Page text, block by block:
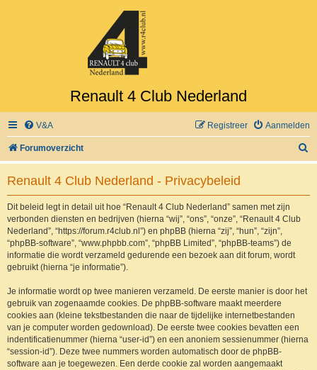
Renault 4 Club Nederland
V&A Aanmelden
Registreer
Forumoverzicht
o
Renault 4 Club Nederland - Privacybeleid
Dit beleid legt in detail uit hoe “Renault 4 Club Nederland” samen met zijn
verbonden diensten en bedrijven (hierna “wij”, “ons”, “onze”, “Renault 4 Club
Nederland”, “https://forum.r4club.nl”) en phpBB (hierna “zij”, “hun”, “zijn”,
“phpBB-software”, “www.phpbb.com”, “phpBB Limited”, “phpBB-teams”) de
informatie die wordt verzameld gedurende een bezoek aan dit forum, wordt
gebruikt (hierna “je informatie”).
Je informatie wordt op twee manieren verzameld. De eerste manier is door het
gebruik van zogenaamde cookies. De phpBB-software maakt meerdere
cookies aan (kleine tekstbestanden die naar de tijdelijke internetbestanden
van je computer worden gedownload). De eerste twee cookies bevatten een
indentificatienummer (hierna “user-id”) en een anoniem sessienummer (hierna
“session-id”). Deze twee nummers worden automatisch door de phpBB-
software aan je toegewezen. Een derde cookie zal worden aangemaakt